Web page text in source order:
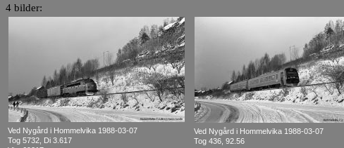
4 bilder:
Ved Nygård i Hommelvika 1988-03-07
Tog 5732, Di 3.617
Ved Nygård i Hommelvika 1988-03-07
Tog 436, 92.56